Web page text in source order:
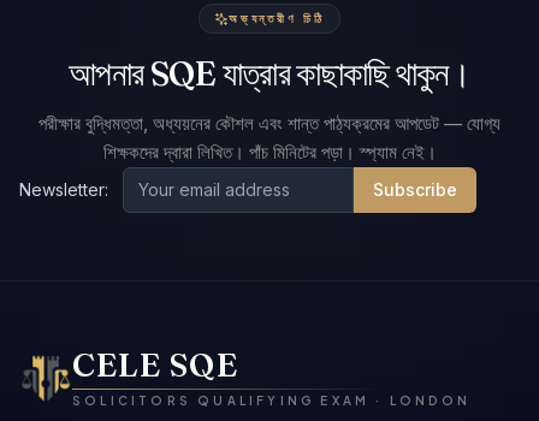
অভ্যন্তরীণ চিঠি
আপনার SQE যাত্রার কাছাকাছি থাকুন।
পরীক্ষার বুদ্ধিমত্তা, অধ্যয়নের কৌশল এবং শান্ত পাঠ্যক্রমের আপডেট — যোগ্য
শিক্ষকদের দ্বারা লিখিত। পাঁচ মিনিটের পড়া। স্প্যাম নেই।
Newsletter: Subscribe
CELE SQE
SOLICITORS QUALIFYING EXAM · LONDON